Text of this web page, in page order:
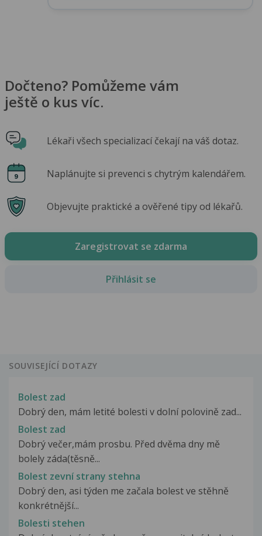
Dočteno? Pomůžeme vám
ještě o kus víc.
Lékaři všech specializací čekají na váš dotaz.
Naplánujte si prevenci s chytrým kalendářem.
Objevujte praktické a ověřené tipy od lékařů.
Zaregistrovat se zdarma
Přihlásit se
SOUVISEJÍCÍ DOTAZY
Bolest zad
Dobrý den, mám letité bolesti v dolní polovině zad...
Bolest zad
Dobrý večer,mám prosbu. Před dvěma dny mě
bolely záda(těsně...
Bolest zevní strany stehna
Dobrý den, asi týden me začala bolest ve stěhně
konkrétnější...
Bolesti stehen